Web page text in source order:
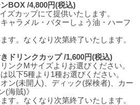
BOX /4,800円(税込)
ズカップにて提供いたします。
ャラメル・バターしょう油・ハーフ
。なくなり次第終了いたします。
ドリンクカップ /1,600円(税込)
ンクMサイズよりお選びください。
以下5種より1種お選びください。
(未開人)、ディック(探検者)、カー
(海賊)》
。なくなり次第終了いたします。